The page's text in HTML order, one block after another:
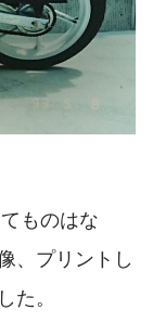
ものはな
、プリントし
た。